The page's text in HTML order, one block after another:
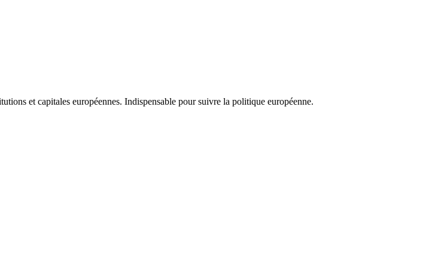
et capitales européennes. Indispensable pour suivre la politique européenne.